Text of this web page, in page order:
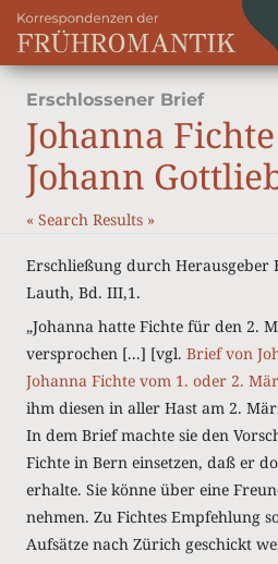
Erschlossener Brief
Johanna Fichte
Johann
« Search Results »
Erschließung durch Herausgeber
Lauth, Bd. III,1.
„Johanna hatte Fichte für den 2.
versprochen [...] [vgl. Brief von
Johanna Fichte vom 1. oder 2.
ihm diesen in aller Hast am 2.
In dem Brief machte sie den
Fichte in Bern einsetzen, daß er
erhalte. Sie könne über eine
nehmen. Zu Fichtes Empfehlung
Aufsätze nach Zürich geschickt